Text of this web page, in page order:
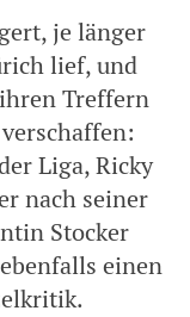
je länger
lief, und
Treffern
Liga, Ricky
nach seiner
Stocker
einen